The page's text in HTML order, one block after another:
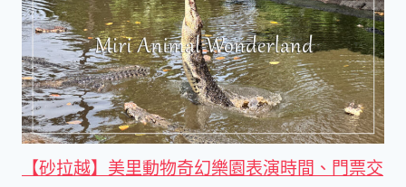
【砂拉越】美里動物奇幻樂園表演時間、門票交